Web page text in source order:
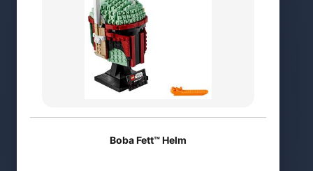
Boba Fett™ Helm